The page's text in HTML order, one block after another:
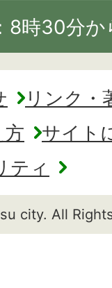
8時30分
リンク・
方
サイト
ティ
city. All